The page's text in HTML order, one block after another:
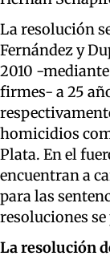
La resolución
Fernández y
2010 -
firmes- a 25
homicidios
Plata. En el
encuentran a
para las
resoluciones
La resolución